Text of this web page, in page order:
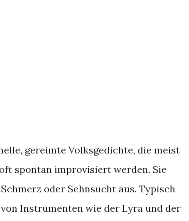
gereimte Volksgedichte, die meist
spontan improvisiert werden. Sie
oder Sehnsucht aus. Typisch
Instrumenten wie der Lyra und der